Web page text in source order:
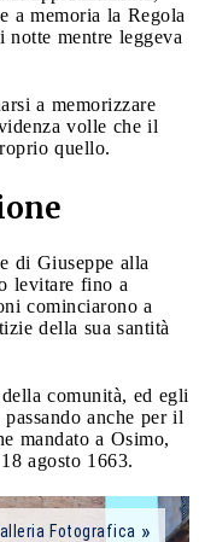
a memoria la Regola
notte mentre leggeva
a memorizzare
volle che il
quello.
di Giuseppe alla
levitare fino a
cominciarono a
della sua santità
comunità, ed egli
anche per il
mandato a Osimo,
agosto 1663.
Fotografica